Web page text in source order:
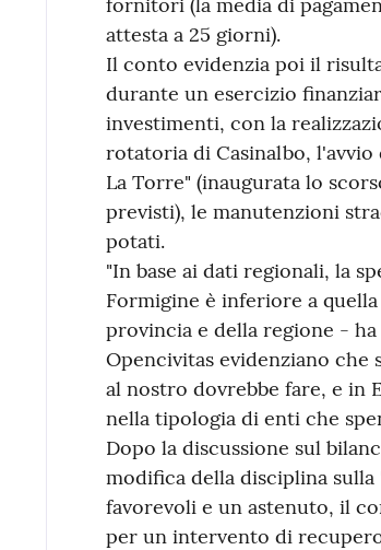
attesta a 25 giorni).
Il conto evidenzia poi il
durante un esercizio
investimenti, con la
rotatoria di Casinalbo,
La Torre" (inaugurata lo
previsti), le manutenzioni
potati.
"In base ai dati regionali, la
Formigine è inferiore a
provincia e della regione -
Opencivitas evidenziano che
al nostro dovrebbe fare, e in
nella tipologia di enti che
Dopo la discussione sul
modifica della disciplina
favorevoli e un astenuto, il
per un intervento di